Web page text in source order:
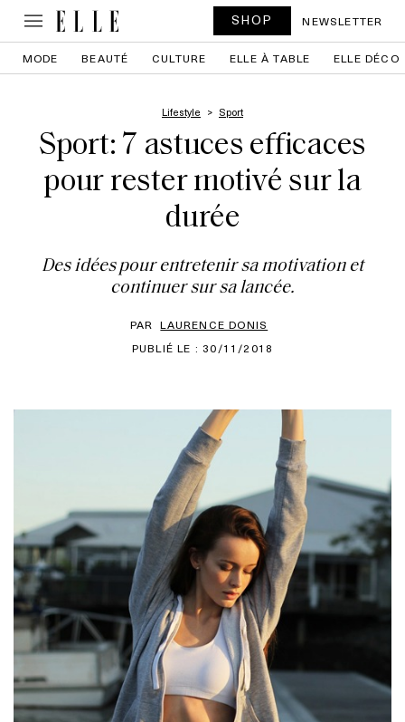
SHOP NEWSLETTER
MODE BEAUTÉ CULTURE ELLE À TABLE ELLE DÉCO
Lifestyle Sport
Sport: 7 astuces efficaces
pour rester motivé sur la
durée
Des idées pour entretenir sa motivation et
continuer sur sa lancée.
PAR LAURENCE DONIS
PUBLIÉ LE : 30/11/2018